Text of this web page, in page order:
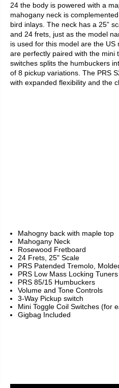
24 the body is powered with a
mahogany neck is
bird inlays. The neck has a 25”
and 24 frets, just as the model
is used for this model are the
are perfectly paired with the mini
switches splits the humbuckers
of 8 pickup variations. The PRS
with expanded flexibility and the
Mahogny back with maple top
Mahogany Neck
Rosewood Fretboard
24 Frets, 25" Scale
PRS Patended Tremolo,
PRS Low Mass Locking Tuners
PRS 85/15 Humbuckers
Volume and Tone Controls
3-Way Pickup switch
Mini Toggle Coil Switches (for
Gigbag Included